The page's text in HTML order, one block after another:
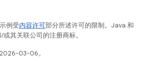
例受内容许可部分所述许可的限制。Java 和
其关联公司的注册商标。
03-06。